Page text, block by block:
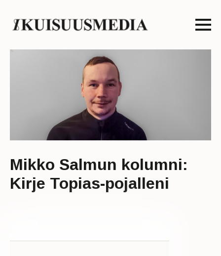
Mikko Salmun kolumni:
Kirje Topias-pojalleni